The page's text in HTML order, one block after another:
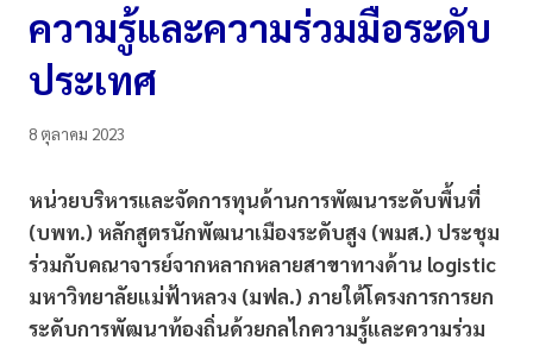
ความรู้และความร่วมมือระดับ
ประเทศ
8 ตุลาคม 2023
หน่วยบริหารและจัดการทุนด้านการพัฒนาระดับพื้นที่
(บพท.) หลักสูตรนักพัฒนาเมืองระดับสูง (พมส.) ประชุม
ร่วมกับคณาจารย์จากหลากหลายสาขาทางด้าน logistic
มหาวิทยาลัยแม่ฟ้าหลวง (มฟล.) ภายใต้โครงการการยก
ระดับการพัฒนาท้องถิ่นด้วยกลไกความรู้และความร่วม